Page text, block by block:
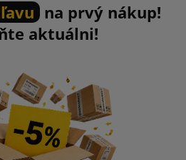
na prvý nákup!
aktuálni!